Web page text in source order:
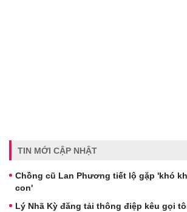
TIN MỚI CẬP NHẬT
Chồng cũ Lan Phương tiết lộ gặp 'khó
con'
Lý Nhã Kỳ đăng tải thông điệp kêu gọi